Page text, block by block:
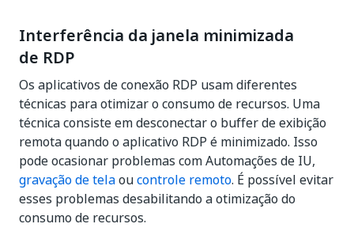
Interferência da janela minimizada
de RDP
Os aplicativos de conexão RDP usam diferentes
técnicas para otimizar o consumo de recursos. Uma
técnica consiste em desconectar o buffer de exibição
remota quando o aplicativo RDP é minimizado. Isso
pode ocasionar problemas com Automações de IU,
gravação de telaoucontrole remoto. É possível evitar
esses problemas desabilitando a otimização do
consumo de recursos.